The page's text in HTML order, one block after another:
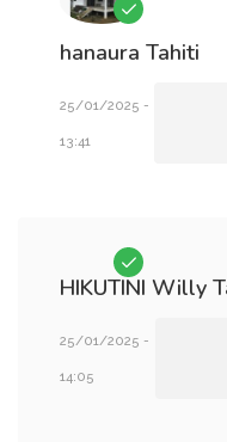
hanaura Tahiti
25/01/2025 -
13:41
HIKUTINI Willy
25/01/2025 -
14:05